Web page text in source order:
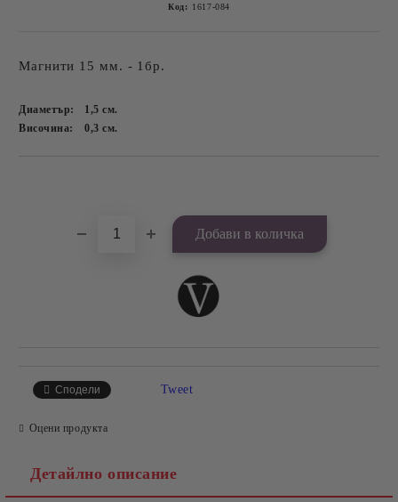
Код: 1617-084
Магнити 15 мм. - 1бр.
Диаметър: 1,5см.
Височина:
0,3см.
Сподели Tweet
Оцени продукта
Детайлно описание